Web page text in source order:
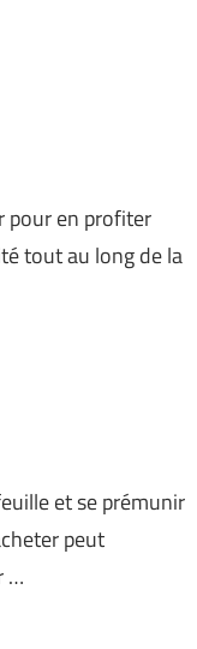
pour en profiter
tout au long de la
et se prémunir
peut
…